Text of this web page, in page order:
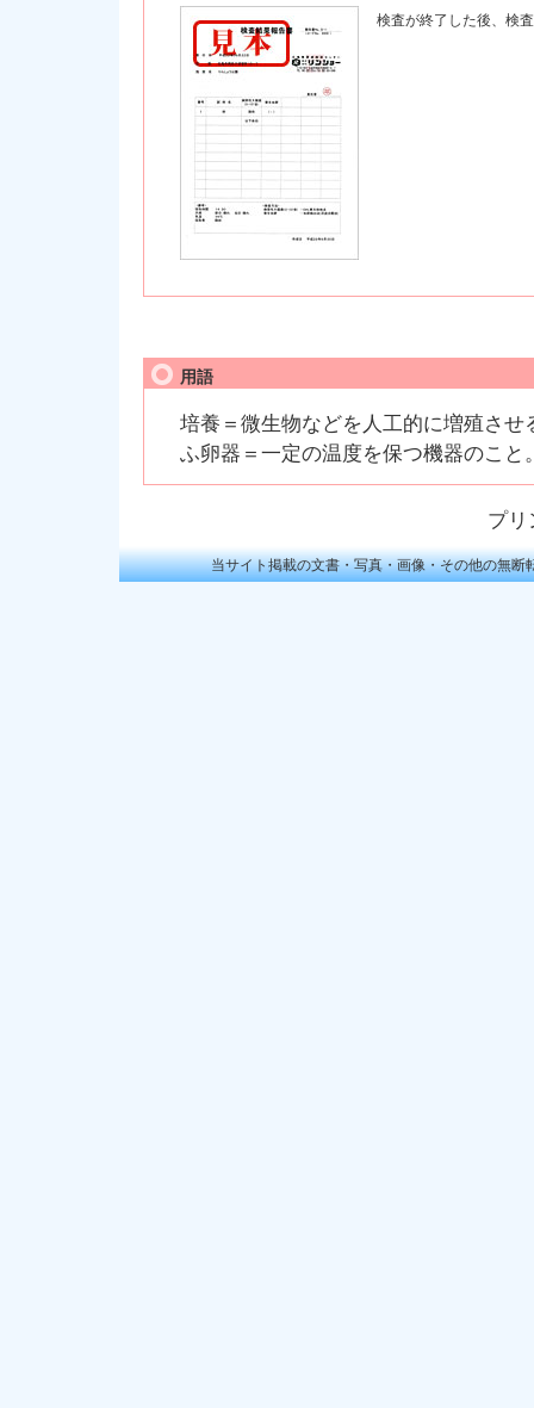
検査が終了した後、検
用語
培養＝微生物などを人工的に増殖させ
ふ卵器＝一定の温度を保つ機器のこと
プ
当サイト掲載の文書・写真・画像・その他の無